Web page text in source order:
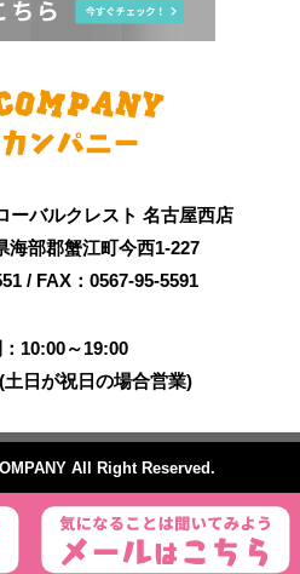
ーバルクレスト 名古屋西店
海部郡蟹江町今西1-227
/ FAX：0567-95-5591
10:00～19:00
日が祝日の場合営業)
All Right Reserved.